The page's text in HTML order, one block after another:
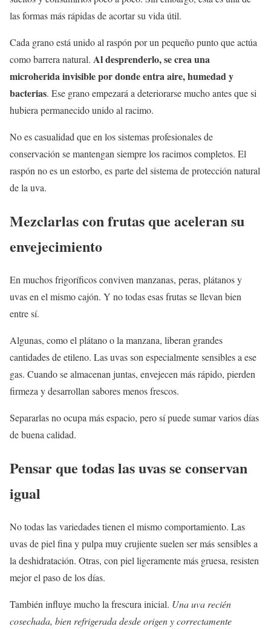
las formas más rápidas de acortar su vida útil.
Cada grano está unido al raspón por un pequeño punto que actúa
como barrera natural. Al desprenderlo, se crea una
microherida invisible por donde entra aire, humedad y
bacterias. Ese grano empezará a deteriorarse mucho antes que si
hubiera permanecido unido al racimo.
No es casualidad que en los sistemas profesionales de
conservación se mantengan siempre los racimos completos. El
raspón no es un estorbo, es parte del sistema de protección natural
de la uva.
Mezclarlas con frutas que aceleran su
envejecimiento
En muchos frigoríficos conviven manzanas, peras, plátanos y
uvas en el mismo cajón. Y no todas esas frutas se llevan bien
entre sí.
Algunas, como el plátano o la manzana, liberan grandes
cantidades de etileno. Las uvas son especialmente sensibles a ese
gas. Cuando se almacenan juntas, envejecen más rápido, pierden
firmeza y desarrollan sabores menos frescos.
Separarlas no ocupa más espacio, pero sí puede sumar varios días
de buena calidad.
Pensar que todas las uvas se conservan
igual
No todas las variedades tienen el mismo comportamiento. Las
uvas de piel fina y pulpa muy crujiente suelen ser más sensibles a
la deshidratación. Otras, con piel ligeramente más gruesa, resisten
mejor el paso de los días.
También influye mucho la frescura inicial. Una uva recién
cosechada, bien refrigerada desde origen y correctamente